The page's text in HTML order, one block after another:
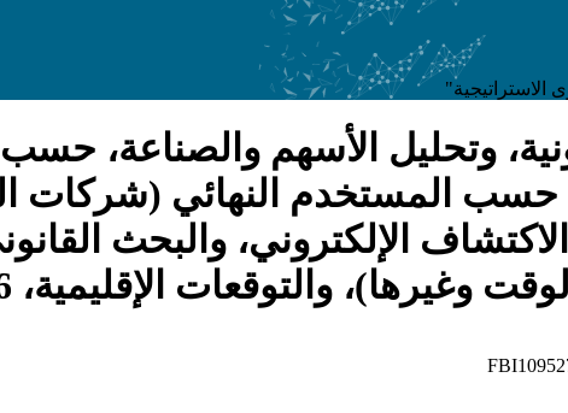
وتحليل الأسهم والصناعة،
المستخدم النهائي (شركات
الإلكتروني، والبحث
وغيرها)، والتوقعات الإقليمية، 2026-2034